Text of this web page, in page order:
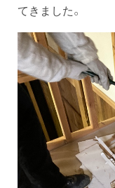
てきました。